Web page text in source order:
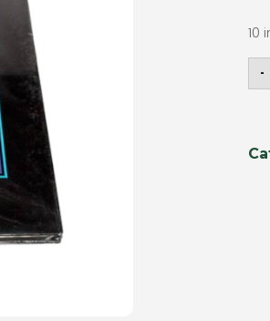
10
-